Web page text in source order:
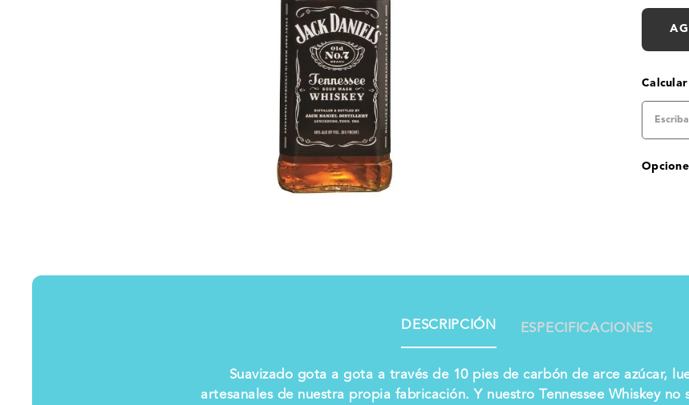
DESCRIPCIÓN ESPECIFICACIONES
Suavizado gota a gota a través de 10 pies de carbón de arce azúcar,
artesanales de nuestra propia fabricación. Y nuestro Tennessee Whiskey